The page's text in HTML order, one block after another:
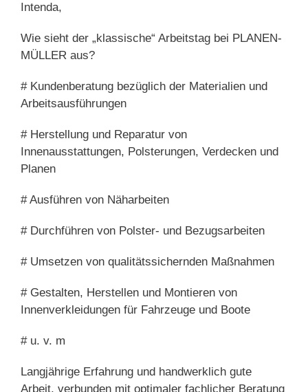
Intenda,
Wie sieht der „klassische“ Arbeitstag bei PLANEN-
MÜLLER aus?
# Kundenberatung bezüglich der Materialien und
Arbeitsausführungen
# Herstellung und Reparatur von
Innenausstattungen, Polsterungen, Verdecken und
Planen
# Ausführen von Näharbeiten
# Durchführen von Polster- und Bezugsarbeiten
# Umsetzen von qualitätssichernden Maßnahmen
# Gestalten, Herstellen und Montieren von
Innenverkleidungen für Fahrzeuge und Boote
# u. v. m
Langjährige Erfahrung und handwerklich gute
Arbeit, verbunden mit optimaler fachlicher Beratung